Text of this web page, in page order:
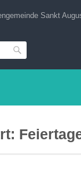
Sankt
Suche